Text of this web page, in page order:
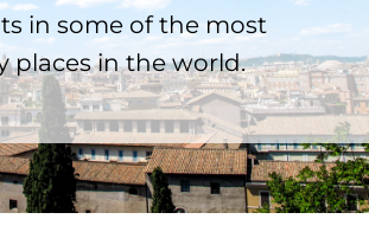
in some of the most
places in the world.